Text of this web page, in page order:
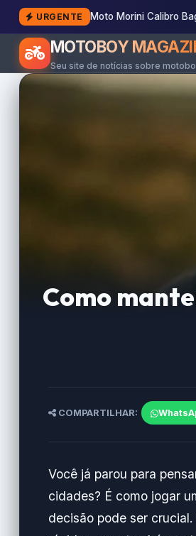
URGENTE Moto Morini Calibro
MOTOBOY
Seu site de notícias sobre
Como
COMPARTILHAR:
Você já parou para
cidades? É como jogar
decisão pode ser